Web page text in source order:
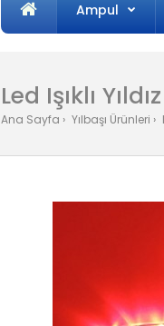
Ampul
Led Işıklı
Ana Sayfa Yılbaşı Ürünleri